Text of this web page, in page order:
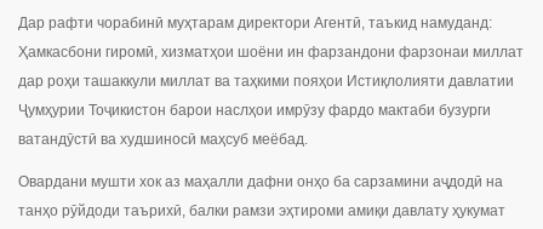
Дар рафти чорабинӣ муҳтарам директори Агентӣ, таъкид намуданд:
Ҳамкасбони гиромӣ, хизматҳои шоёни ин фарзандони фарзонаи миллат
дар роҳи ташаккули миллат ва таҳкими пояҳои Истиқлолияти давлатии
Ҷумҳурии Тоҷикистон барои наслҳои имрӯзу фардо мактаби бузурги
ватандӯстӣ ва худшиносӣ маҳсуб меёбад.
Овардани мушти хок аз маҳалли дафни онҳо ба сарзамини аҷдодӣ на
танҳо рӯйдоди таърихӣ, балки рамзи эҳтироми амиқи давлату ҳукумат